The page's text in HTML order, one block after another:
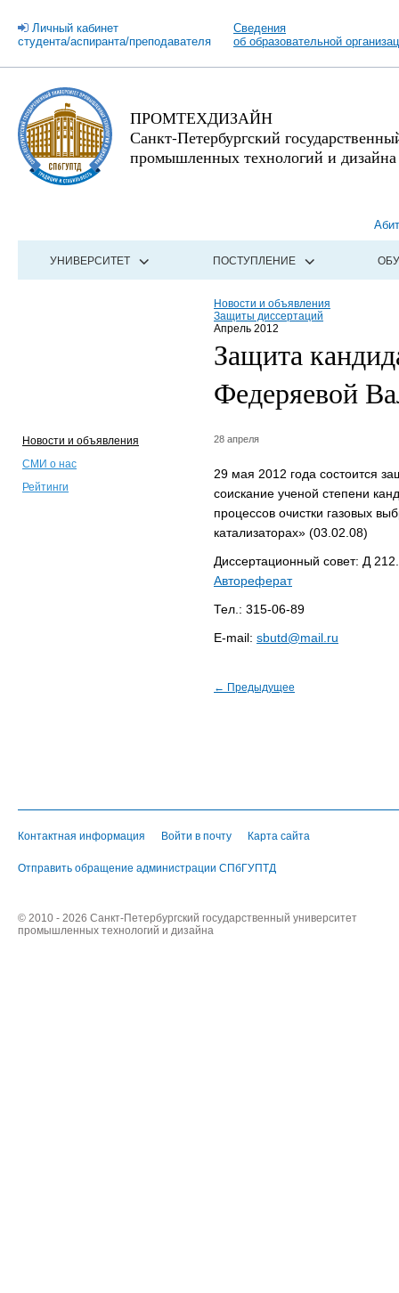
Личный кабинет
студента/аспиранта/преподавателя
Сведения
об образовательной
ПРОМТЕХДИЗАЙН
Санкт-Петербургский
промышленных технологий и дизайна
УНИВЕРСИТЕТ ПОСТУПЛЕНИЕ
Новости и объявления
Защиты диссертаций
Апрель 2012
Защита
Федеряевой
Новости и объявления
СМИ о нас
Рейтинги
28 апреля
29 мая 2012 года состоится
соискание ученой степени
процессов очистки газовых
катализаторах» (03.02.08)
Диссертационный совет: Д
Автореферат
Тел.: 315-06-89
Е-mail: sbutd@mail.ru
← Предыдущее
Контактная информация Войти в почту Карта сайта
Отправить обращение администрации СПбГУПТД
© 2010 - 2026 Санкт-Петербургский государственный университет
промышленных технологий и дизайна